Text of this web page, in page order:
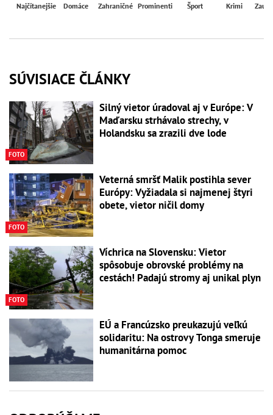
Najčítanejšie Domáce Zahraničné Prominenti Šport Krimi
SÚVISIACE ČLÁNKY
FOTO
Silný vietor úradoval aj v Európe: V
Maďarsku strhávalo strechy, v
Holandsku sa zrazili dve lode
FOTO
Veterná smršť Malik postihla sever
Európy: Vyžiadala si najmenej štyri
obete, vietor ničil domy
FOTO
Víchrica na Slovensku: Vietor
spôsobuje obrovské problémy na
cestách! Padajú stromy aj unikal plyn
EÚ a Francúzsko preukazujú veľkú
solidaritu: Na ostrovy Tonga smeruje
humanitárna pomoc